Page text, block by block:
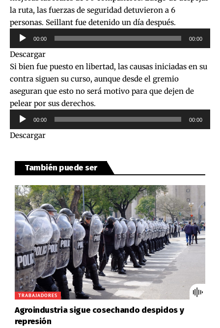
la ruta, las fuerzas de seguridad detuvieron a 6
personas. Seillant fue detenido un día después.
Reproductor
de
audio
00:00 00:00
Descargar
Si bien fue puesto en libertad, las causas iniciadas en su
contra siguen su curso, aunque desde el gremio
aseguran que esto no será motivo para que dejen de
pelear por sus derechos.
Reproductor
de
audio
00:00 00:00
Descargar
También puede ser
TRABAJADORES
Agroindustria sigue cosechando despidos y
represión